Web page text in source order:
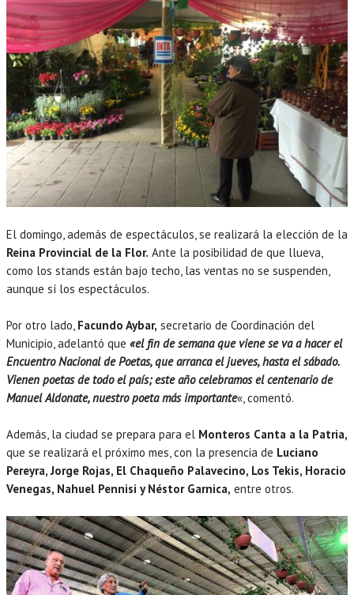
El domingo, además de espectáculos, se realizará la elección de la
Reina Provincial de la Flor. Ante la posibilidad de que llueva,
como los stands están bajo techo, las ventas no se suspenden,
aunque sí los espectáculos.
Por otro lado, Facundo Aybar, secretario de Coordinación del
Municipio, adelantó que «el fin de semana que viene se va a hacer el
Encuentro Nacional de Poetas, que arranca el jueves, hasta el sábado.
Vienen poetas de todo el país; este año celebramos el centenario de
Manuel Aldonate, nuestro poeta más importante«, comentó.
Además, la ciudad se prepara para el Monteros Canta a la Patria,
que se realizará el próximo mes, con la presencia de Luciano
Pereyra, Jorge Rojas, El Chaqueño Palavecino, Los Tekis, Horacio
Venegas, Nahuel Pennisi y Néstor Garnica, entre otros.